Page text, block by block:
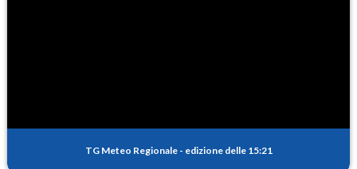
TG Meteo Regionale - edizione delle 15:21